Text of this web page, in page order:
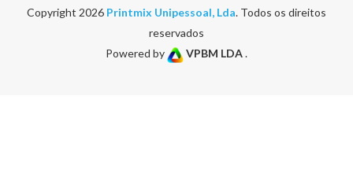
Copyright 2026 Printmix Unipessoal, Lda. Todos os direitos
reservados
Powered by
VPBM LDA .